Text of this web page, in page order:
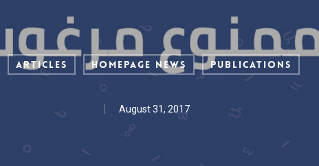
Articles Homepage News Publications
August 31, 2017